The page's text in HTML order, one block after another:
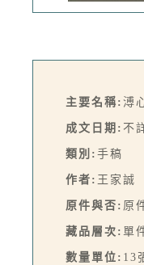
主要名稱: 溥
成文日期: 不
類別: 手稿
作者: 王家誠
原件與否: 原
藏品層次: 單
數量單位: 13